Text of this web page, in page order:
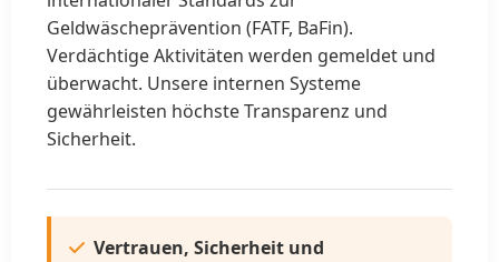
Geldwäscheprävention (FATF, BaFin).
Verdächtige Aktivitäten werden gemeldet und
überwacht. Unsere internen Systeme
gewährleisten höchste Transparenz und
Sicherheit.
Vertrauen, Sicherheit und